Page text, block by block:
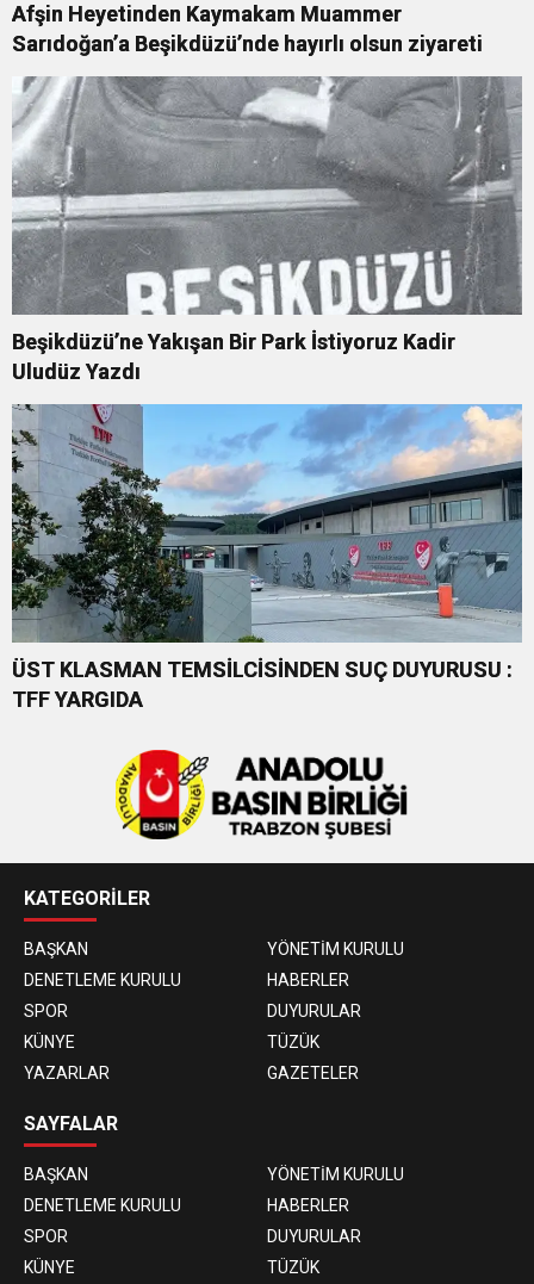
Afşin Heyetinden Kaymakam Muammer
Sarıdoğan’a Beşikdüzü’nde hayırlı olsun ziyareti
Beşikdüzü’ne Yakışan Bir Park İstiyoruz Kadir
Uludüz Yazdı
ÜST KLASMAN TEMSİLCİSİNDEN SUÇ DUYURUSU :
TFF YARGIDA
KATEGORİLER
BAŞKAN
YÖNETİM KURULU
DENETLEME KURULU
HABERLER
SPOR
DUYURULAR
KÜNYE
TÜZÜK
YAZARLAR
GAZETELER
SAYFALAR
BAŞKAN
YÖNETİM KURULU
DENETLEME KURULU
HABERLER
SPOR
DUYURULAR
KÜNYE
TÜZÜK